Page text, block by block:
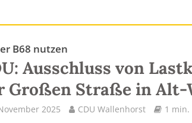
B68 nutzen
Ausschluss von
Großen Straße in Alt-
2025 CDU Wallenhorst 1 min.